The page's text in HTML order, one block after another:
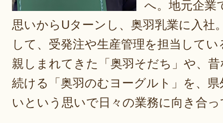
へ。地元企業
思いからUターンし、奥羽乳業に入社
して、受発注や生産管理を担当して
親しまれてきた「奥羽そだち」や、
続ける「奥羽のむヨーグルト」を、
いという思いで日々の業務に向き合